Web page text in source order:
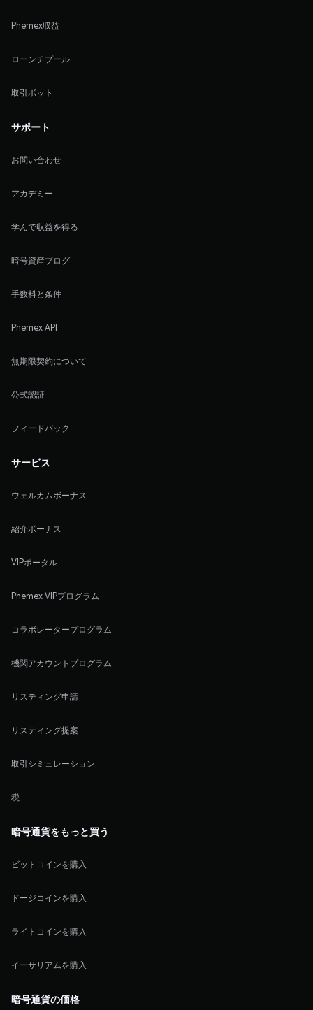
Phemex収益
ローンチプール
取引ボット
サポート
お問い合わせ
アカデミー
学んで収益を得る
暗号資産ブログ
手数料と条件
Phemex API
無期限契約について
公式認証
フィードバック
サービス
ウェルカムボーナス
紹介ボーナス
VIPポータル
Phemex VIPプログラム
コラボレータープログラム
機関アカウントプログラム
リスティング申請
リスティング提案
取引シミュレーション
税
暗号通貨をもっと買う
ビットコインを購入
ドージコインを購入
ライトコインを購入
イーサリアムを購入
暗号通貨の価格